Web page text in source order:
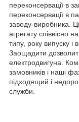
переконсервації в
переконсервації в
заводу-виробника.
агрегату співвісно
типу, року випуску і
Заощадити
електродвигуна.
замовників і наші
підходящий і
служби.